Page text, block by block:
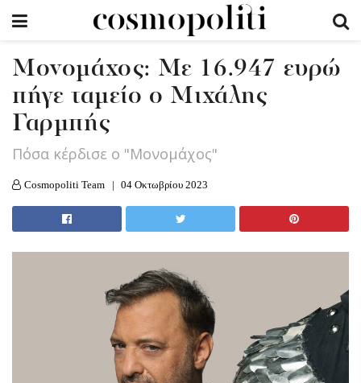
Μονομάχος: Με 16.947 ευρώ
πήγε ταμείο ο Μιχάλης
Γαρμπής
Πόσα κέρδισε ο "Μονομάχος"
Cosmopoliti Team 04 Οκτωβρίου 2023